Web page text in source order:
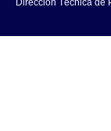
Dirección Técnica de